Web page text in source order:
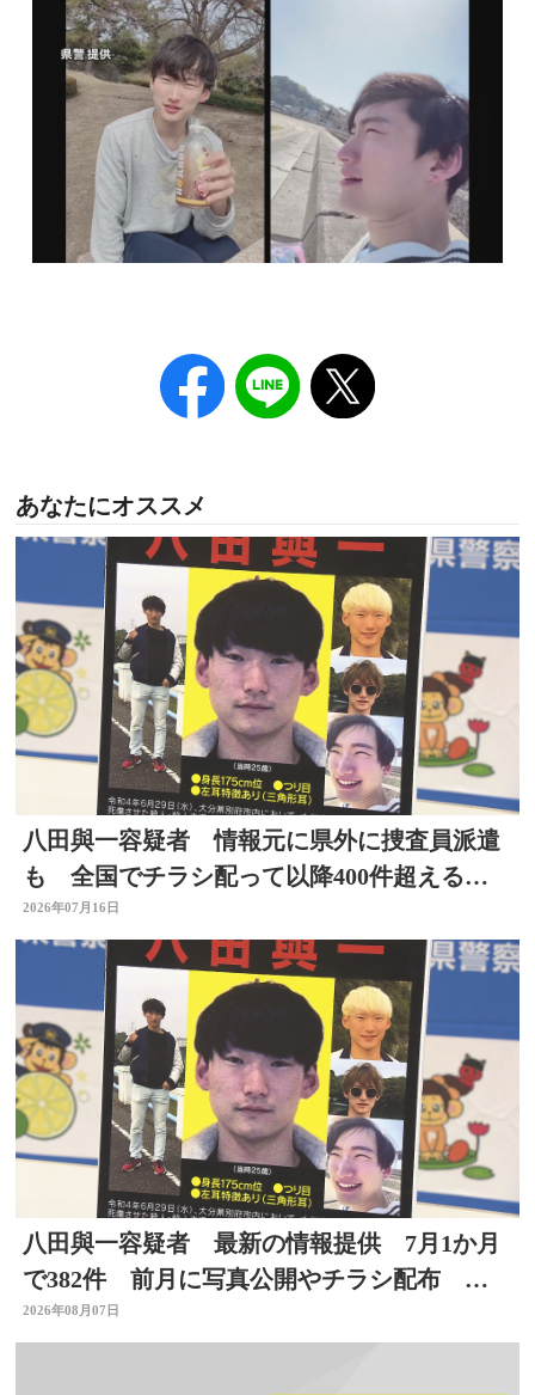
あなたにオススメ
八田與一容疑者 情報元に県外に捜査員派遣
も 全国でチラシ配って以降400件超える情
報 大分
2026年07月16日
八田與一容疑者 最新の情報提供 7月1か月
で382件 前月に写真公開やチラシ配布 別
府ひき逃げ事件
2026年08月07日